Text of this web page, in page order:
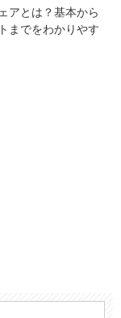
アとは？基本から
までをわかりやす